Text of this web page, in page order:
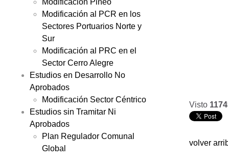
Modificación al PCR en los
Sectores Portuarios Norte y
Sur
Modificación al PRC en el
Sector Cerro Alegre
Estudios en Desarrollo No
Aprobados
Modificación Sector Céntrico
Estudios sin Tramitar Ni
Aprobados
Plan Regulador Comunal
Global
Visto
volver